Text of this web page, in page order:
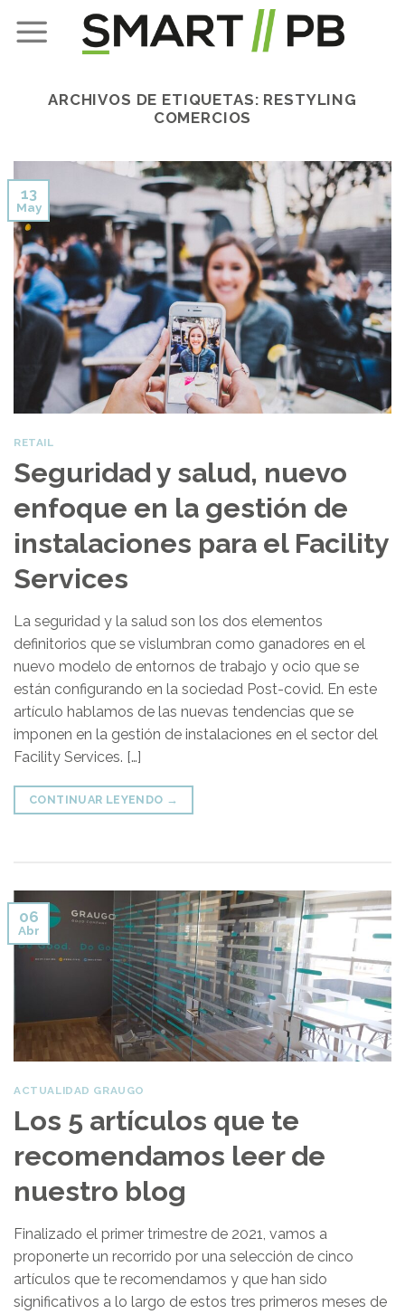
ARCHIVOS DE ETIQUETAS: RESTYLING
COMERCIOS
13
May
RETAIL
Seguridad y salud, nuevo
enfoque en la gestión de
instalaciones para el Facility
Services
La seguridad y la salud son los dos elementos
definitorios que se vislumbran como ganadores en el
nuevo modelo de entornos de trabajo y ocio que se
están configurando en la sociedad Post-covid. En este
artículo hablamos de las nuevas tendencias que se
imponen en la gestión de instalaciones en el sector del
Facility Services. […]
CONTINUAR LEYENDO →
06
Abr
ACTUALIDAD GRAUGO
Los 5 artículos que te
recomendamos leer de
nuestro blog
Finalizado el primer trimestre de 2021, vamos a
proponerte un recorrido por una selección de cinco
artículos que te recomendamos y que han sido
significativos a lo largo de estos tres primeros meses de